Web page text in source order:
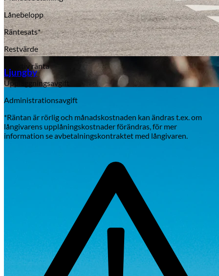
Aixiam
Ljungby
Lånebelopp
Räntesats*
Restvärde
Effektiv ränta
Uppläggningsavgift
Administrationsavgift
*Räntan är rörlig och månadskostnaden kan ändras t.ex. om
långivarens upplåningskostnader förändras, för mer
information se avbetalningskontraktet med långivaren.